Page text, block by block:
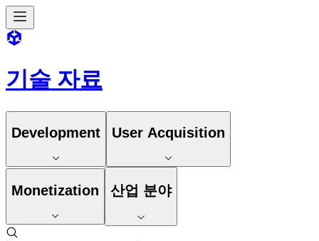
기술 자료
Development User Acquisition
Monetization 산업 분야